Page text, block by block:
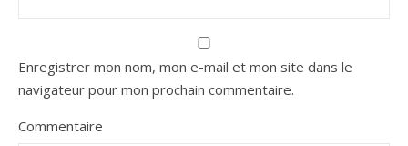
Enregistrer mon nom, mon e-mail et mon site dans le
navigateur pour mon prochain commentaire.
Commentaire